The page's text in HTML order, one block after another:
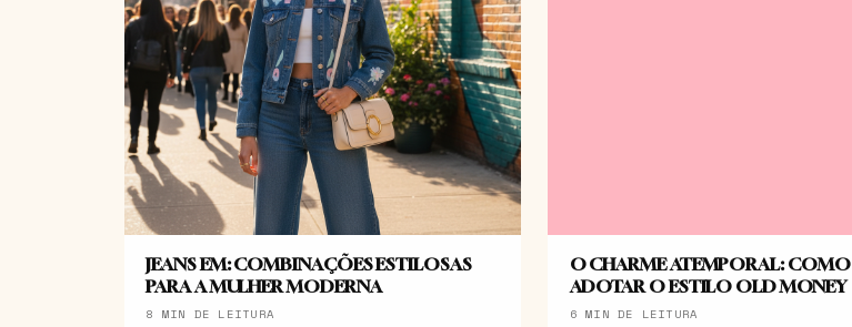
JEANS EM: COMBINAÇÕES ESTILOSAS
PARA A MULHER MODERNA
8 MIN DE LEITURA
O CHARME ATEMPORAL: COMO
ADOTAR O ESTILO OLD MONEY
6 MIN DE LEITURA